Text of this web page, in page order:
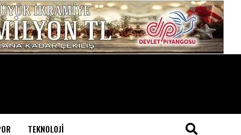
TEKNOLOJI